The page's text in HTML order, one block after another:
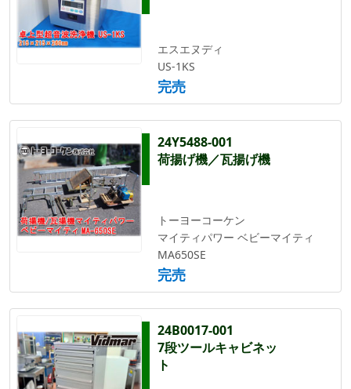
エスエヌディ
US-1KS
完売
24Y5488-001
荷揚げ機／瓦揚げ機
トーヨーコーケン
マイティパワー ベビーマイティ
MA650SE
完売
24B0017-001
7段ツールキャビネッ
ト